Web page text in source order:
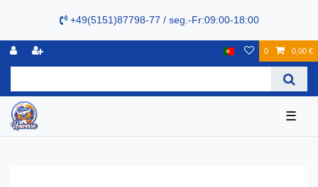
+49(5151)87798-77 / seg.-Fr:09:00-18:00
0 0,00 €
☰